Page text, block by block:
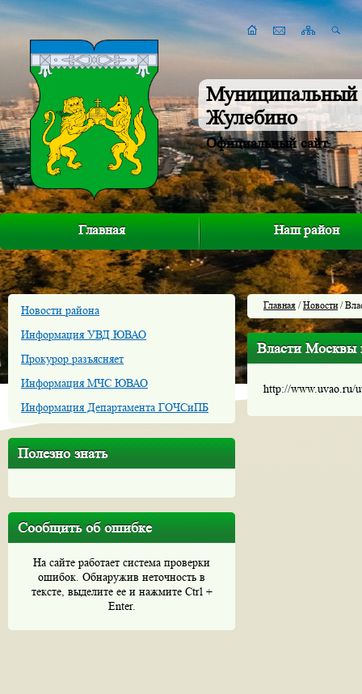
Муниципальный
Жулебино
Официальный сайт
Главная Наш район
Новости района
Информация УВД ЮВАО
Прокурор разъясняет
Информация МЧС ЮВАО
Информация Департамента ГОЧСиПБ
Полезно знать
Сообщить об ошибке
На сайте работает система проверки
ошибок. Обнаружив неточность в
тексте, выделите ее и нажмите Ctrl +
Enter.
Главная /Новости/
Власти Москвы
http://www.uvao.ru/